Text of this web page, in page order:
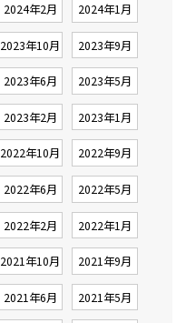
2024年2月 2024年1月
2023年10月 2023年9月
2023年6月 2023年5月
2023年2月 2023年1月
2022年10月 2022年9月
2022年6月 2022年5月
2022年2月 2022年1月
2021年10月 2021年9月
2021年6月 2021年5月